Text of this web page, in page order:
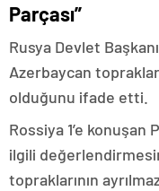
Parçası”
Rusya Devlet Başkanı
Azerbaycan
olduğunu ifade etti.
Rossiya 1’e konuşan
ilgili
topraklarının